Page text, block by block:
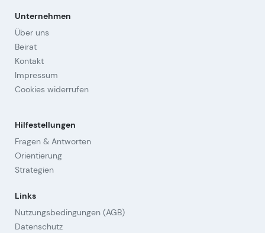
Unternehmen
Über uns
Beirat
Kontakt
Impressum
Cookies widerrufen
Hilfestellungen
Fragen & Antworten
Orientierung
Strategien
Links
Nutzungsbedingungen (AGB)
Datenschutz